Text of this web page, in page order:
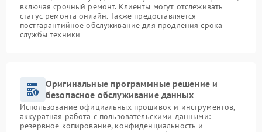
включая срочный ремонт. Клиенты могут отслеживать
статус ремонта онлайн. Также предоставляется
постгарантийное обслуживание для продления срока
службы техники
Оригинальные программные решение и
безопасное обслуживание данных
Использование официальных прошивок и инструментов,
аккуратная работа с пользовательскими данными:
резервное копирование, конфиденциальность и